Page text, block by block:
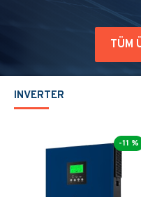
TÜM
INVERTER
Yeni
-11 %